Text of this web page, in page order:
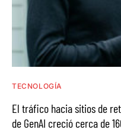
TECNOLOGÍA
El tráfico hacia sitios de
de GenAI creció cerca de